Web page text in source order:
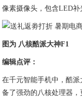
像素摄像头，包含LED补
图为 八核酷派大神F1
编辑点评：
在千元智能手机中，酷
备了强劲的八核处理器